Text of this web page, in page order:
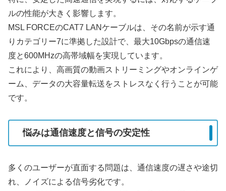
ルの性能が大きく影響します。
MSL FORCEのCAT7 LANケーブルは、その名前が示す通
りカテゴリー7に準拠した設計で、最大10Gbpsの通信速
度と600MHzの高帯域幅を実現しています。
これにより、高画質の動画ストリーミングやオンラインゲ
ーム、データの大容量転送をストレスなく行うことが可能
です。
悩みは通信速度と信号の安定性
多くのユーザーが直面する問題は、通信速度の遅さや途切
れ、ノイズによる信号劣化です。